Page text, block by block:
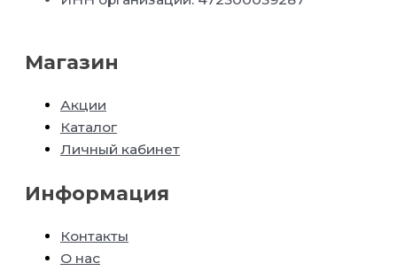
Магазин
Акции
Каталог
Личный кабинет
Информация
Контакты
О нас